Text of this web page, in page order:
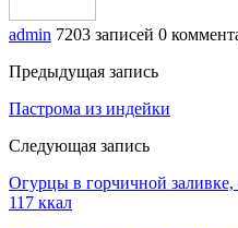
admin 7203 записей 0
Предыдущая запись
Пастрома из индейки
Следующая запись
Огурцы в горчичной
117 ккал